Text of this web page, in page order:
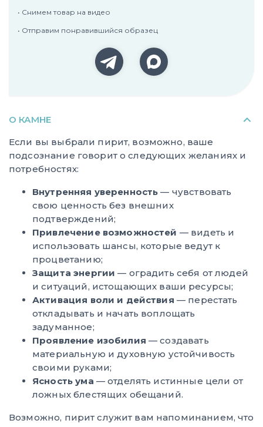
• Снимем товар на видео
• Отправим понравившийся образец
О КАМНЕ
Если вы выбрали пирит, возможно, ваше
подсознание говорит о следующих желаниях и
потребностях:
Внутренняя уверенность — чувствовать
свою ценность без внешних
подтверждений;
Привлечение возможностей — видеть и
использовать шансы, которые ведут к
процветанию;
Защита энергии — оградить себя от людей
и ситуаций, истощающих ваши ресурсы;
Активация воли и действия — перестать
откладывать и начать воплощать
задуманное;
Проявление изобилия — создавать
материальную и духовную устойчивость
своими руками;
Ясность ума — отделять истинные цели от
ложных блестящих обещаний.
Возможно, пирит служит вам напоминанием, что